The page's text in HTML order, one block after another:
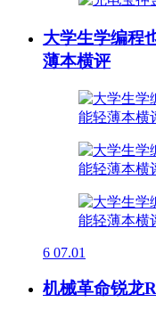
大学生学编程
薄本横评
6 07.01
机械革命锐龙